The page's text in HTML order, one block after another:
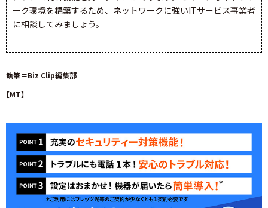
ーク環境を構築するため、ネットワークに強いITサービス事業者
に相談してみましょう。
執筆＝Biz Clip編集部
【MT】